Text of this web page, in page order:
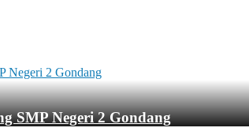
SMP Negeri 2 Gondang